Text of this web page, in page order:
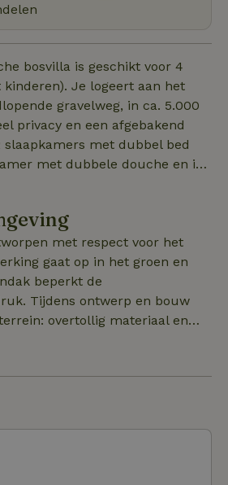
bosvilla is geschikt voor 4
kinderen). Je logeert aan het
gravelweg, in ca. 5.000
privacy en een afgebakend
slaapkamers met dubbel bed
met dubbele douche en in
(120 cm). De keuken
rond de houtkachel. Er is
een projector met Netflix.
een grillring-barbecue,
en een schommelbank
wagen laden kan via
oprit (eigen kabel).
met respect voor het
gaat op in het groen en
beperkt de
Tijdens ontwerp en bouw
overtollig materiaal en
nieuwe aanplantingen
weer op. Vanuit de deur stap je
en fietsroutes in. In de
zwemvijver De
MegaSpeelstad.
geniet van het privébos: zon of